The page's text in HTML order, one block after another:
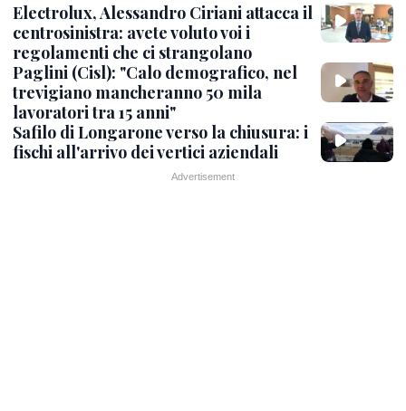
Electrolux, Alessandro Ciriani attacca il
centrosinistra: avete voluto voi i
regolamenti che ci strangolano
Paglini (Cisl): "Calo demografico, nel
trevigiano mancheranno 50 mila
lavoratori tra 15 anni"
Safilo di Longarone verso la chiusura: i
fischi all'arrivo dei vertici aziendali